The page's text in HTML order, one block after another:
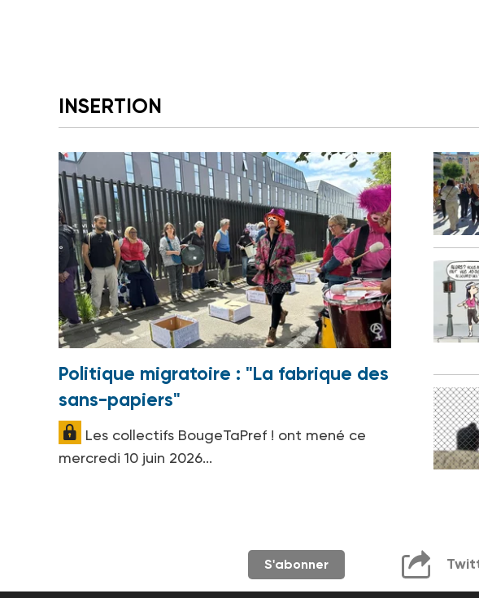
INSERTION
Politique migratoire : "La fabrique des
sans-papiers"
Les collectifs BougeTaPref ! ont mené ce
mercredi 10 juin 2026...
S'abonner